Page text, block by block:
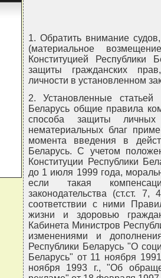
1. Обратить внимание
(материальное
Конституцией Республики
защиты гражданских
личности в установленном
2. Установленные статьей
Беларусь общие правила
способа защиты
нематериальных благ
момента введения в
Беларусь. С учетом
Конституции Республики
до 1 июля 1999 года,
если такая
законодательства (ст.ст.
соответствии с ними
жизни и здоровью
Кабинета Министров
изменениями и
Республики Беларусь "О
Беларусь" от 11 ноября
ноября 1993 г., "Об